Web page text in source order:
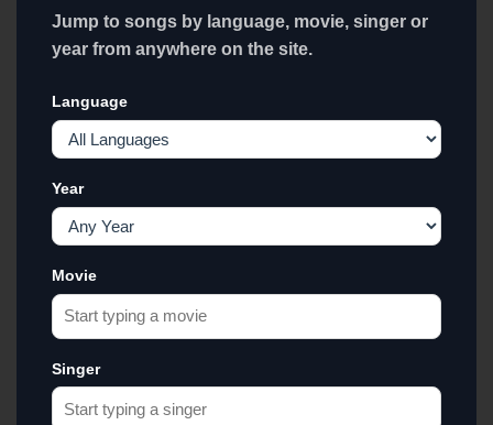
Jump to songs by language, movie, singer or
year from anywhere on the site.
Language
Year
Movie
Singer